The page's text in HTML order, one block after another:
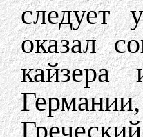
следует
оказал